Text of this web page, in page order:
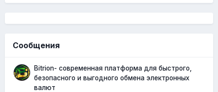
Сообщения
Bitrion- современная платформа для быстрого,
безопасного и выгодного обмена электронных
валют